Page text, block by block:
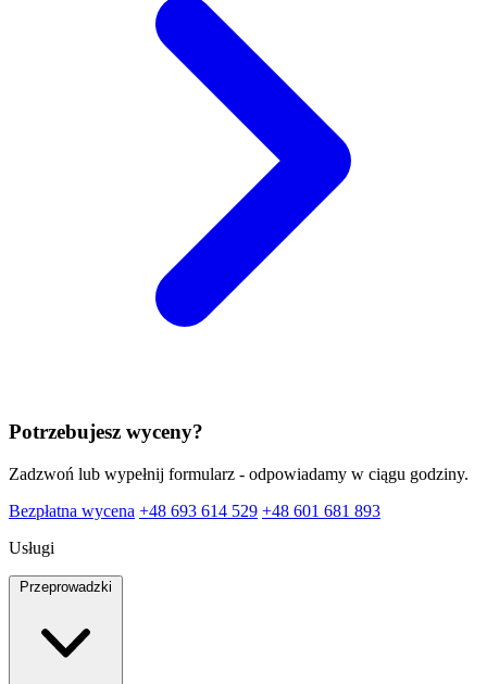
Potrzebujesz wyceny?
Zadzwoń lub wypełnij formularz - odpowiadamy w ciągu godziny.
Bezpłatna wycena +48 693 614 529 +48 601 681 893
Usługi
Przeprowadzki